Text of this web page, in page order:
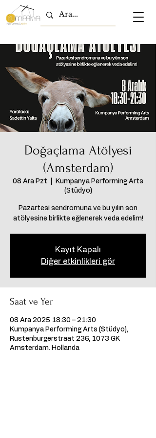
Doğaçlama Atölyesi
(Amsterdam)
08 Ara Pzt
Kumpanya Performing Arts
(Stüdyo)
Pazartesi sendromuna ve bu yılın son
atölyesine birlikte eğlenerek veda edelim!
Kayıt Kapalı
Diğer etkinlikleri gör
Saat ve Yer
08 Ara 2025 18:30 – 21:30
Kumpanya Performing Arts (Stüdyo),
Rustenburgerstraat 236, 1073 GK
Amsterdam, Hollanda